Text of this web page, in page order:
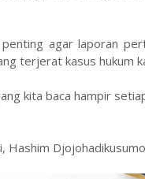
agar laporan
terjerat kasus hukum
kita baca hampir